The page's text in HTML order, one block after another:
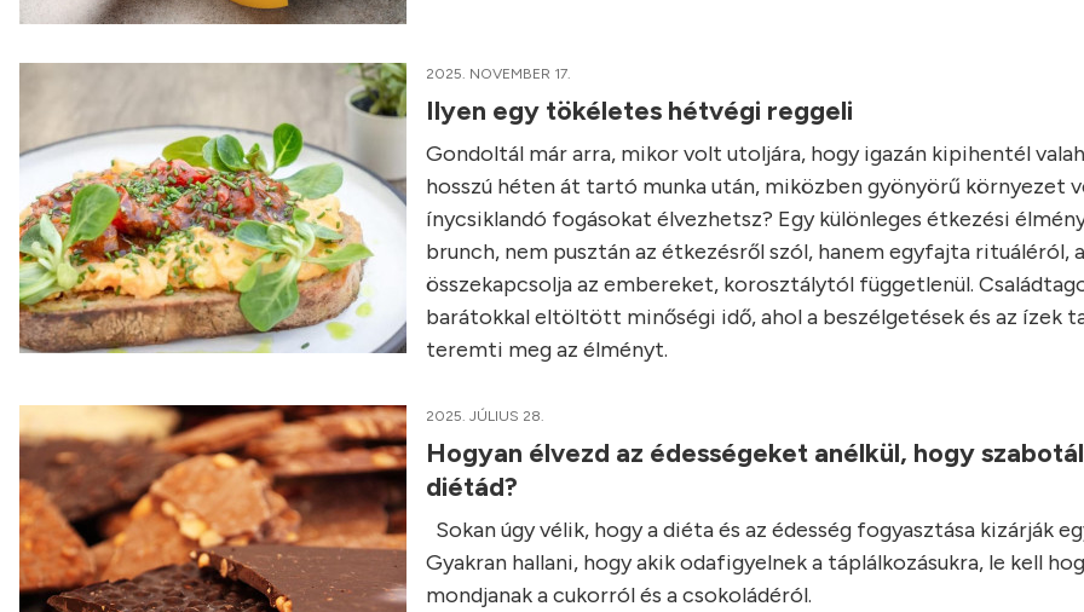
2025. NOVEMBER 17.
Ilyen egy tökéletes hétvégi reggeli
Gondoltál már arra, mikor volt utoljára, hogy igazán kipihentél
hosszú héten át tartó munka után, miközben gyönyörű környezet
ínycsiklandó fogásokat élvezhetsz? Egy különleges étkezési
brunch, nem pusztán az étkezésről szól, hanem egyfajta rituáléról,
összekapcsolja az embereket, korosztálytól függetlenül.
barátokkal eltöltött minőségi idő, ahol a beszélgetések és az ízek
teremti meg az élményt.
2025. JÚLIUS 28.
Hogyan élvezd az édességeket anélkül, hogy
diétád?
Sokan úgy vélik, hogy a diéta és az édesség fogyasztása kizárják
Gyakran hallani, hogy akik odafigyelnek a táplálkozásukra, le kell
mondjanak a cukorról és a csokoládéról.